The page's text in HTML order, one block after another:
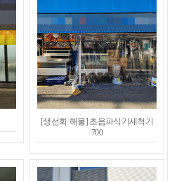
[생선회·해물] 초음파식기세척기
700